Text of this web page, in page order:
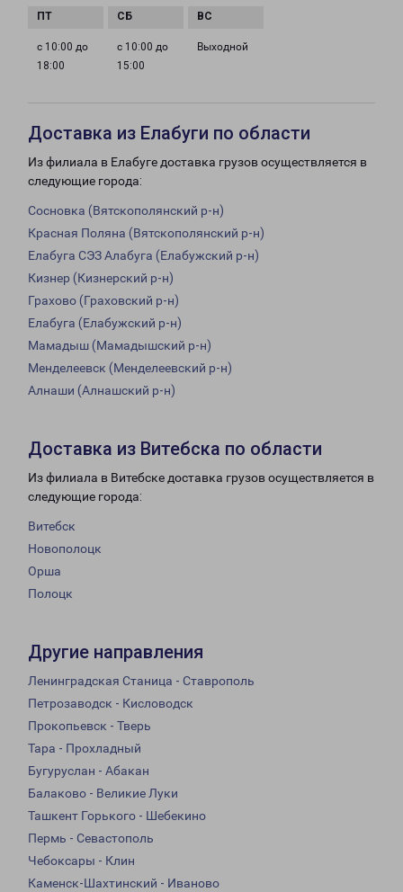
с 10:00 до
18:00
с 10:00 до
15:00
Выходной
Доставка из Елабуги по области
Из филиала в Елабуге доставка грузов осуществляется в
следующие города:
Сосновка (Вятскополянский р-н)
Красная Поляна (Вятскополянский р-н)
Елабуга СЭЗ Алабуга (Елабужский р-н)
Кизнер (Кизнерский р-н)
Грахово (Граховский р-н)
Елабуга (Елабужский р-н)
Мамадыш (Мамадышский р-н)
Менделеевск (Менделеевский р-н)
Алнаши (Алнашский р-н)
Доставка из Витебска по области
Из филиала в Витебске доставка грузов осуществляется в
следующие города:
Витебск
Новополоцк
Орша
Полоцк
Другие направления
Ленинградская Станица - Ставрополь
Петрозаводск - Кисловодск
Прокопьевск - Тверь
Тара - Прохладный
Бугуруслан - Абакан
Балаково - Великие Луки
Ташкент Горького - Шебекино
Пермь - Севастополь
Чебоксары - Клин
Каменск-Шахтинский - Иваново